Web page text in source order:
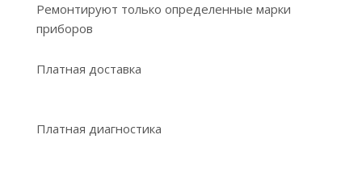
Ремонтируют только определенные марки
приборов
Платная доставка
Платная диагностика